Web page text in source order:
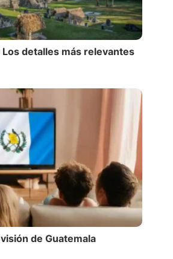
Los detalles más relevantes
de Guatemala